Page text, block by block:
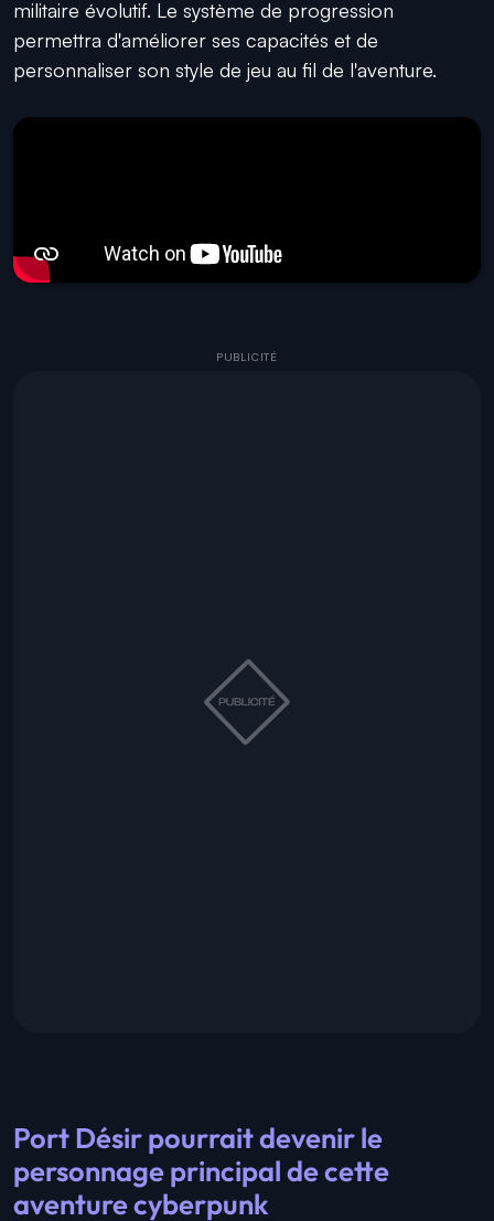
militaire évolutif. Le système de progression
permettra d'améliorer ses capacités et de
personnaliser son style de jeu au fil de l'aventure.
Port Désir pourrait devenir le
personnage principal de cette
aventure cyberpunk